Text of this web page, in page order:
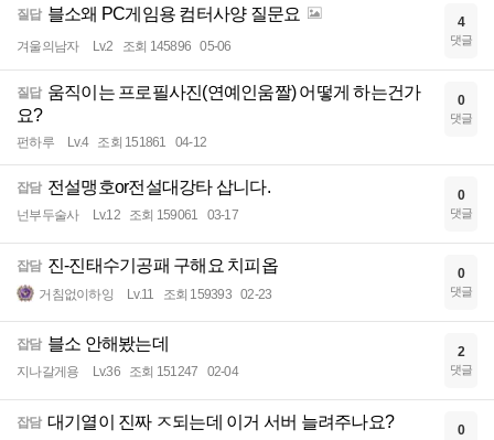
질답 블소왜 PC게임용 컴터사양 질문요
겨울의남자 Lv.2 조회 145896 05-06
4
댓글
질답 움직이는 프로필사진(연예인움짤) 어떻게 하는건가
요?
펀하루 Lv.4 조회 151861 04-12
0
댓글
잡담 전설맹호or전설대강타 삽니다.
넌부두술사 Lv.12 조회 159061 03-17
0
댓글
잡담 진-진태수기공패 구해요 치피옵
거침없이하잉 Lv.11 조회 159393 02-23
0
댓글
잡담 블소 안해봤는데
지나갈게용 Lv.36 조회 151247 02-04
2
댓글
잡담 대기열이 진짜 ㅈ되는데 이거 서버 늘려주나요? 0